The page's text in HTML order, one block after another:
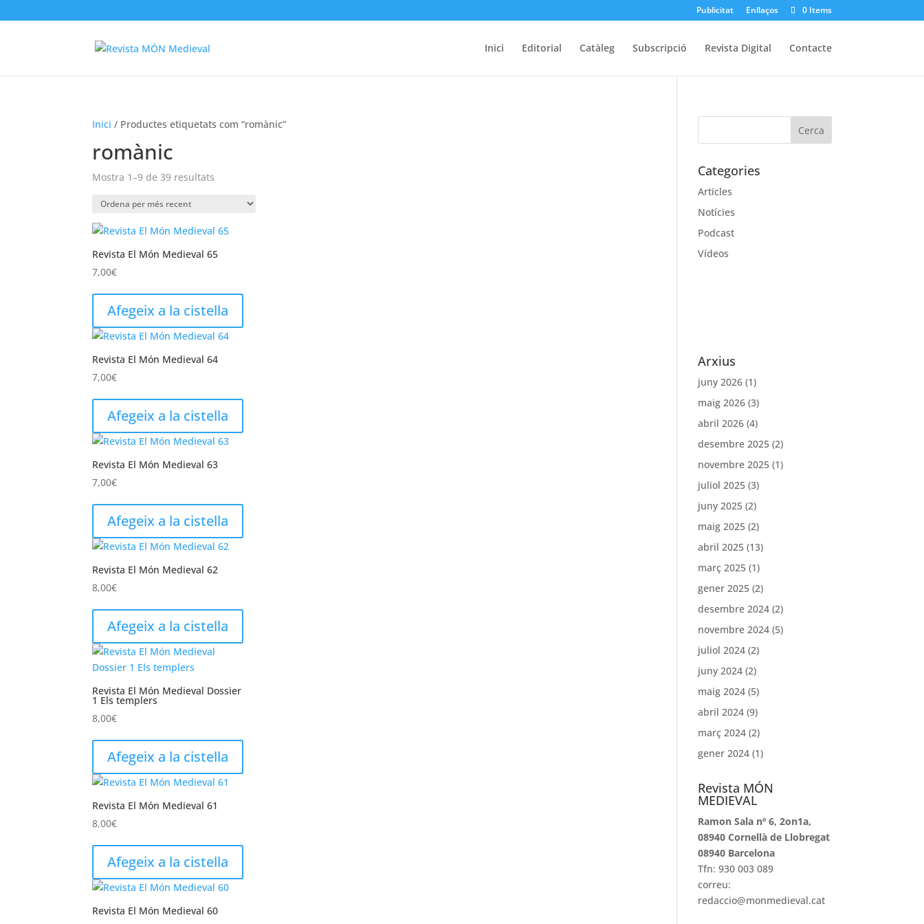
Publicitat Enllaços 0 Items
Inici Editorial Catàleg Subscripció Revista Digital Contacte
Inici / Productes etiquetats com “romànic”
romànic
Mostra 1–9 de 39 resultats
recent
Revista El Món Medieval 65
7,00€
Afegeix a la cistella
Revista El Món Medieval 64
7,00€
Afegeix a la cistella
Revista El Món Medieval 63
7,00€
Afegeix a la cistella
Revista El Món Medieval 62
8,00€
Afegeix a la cistella
Revista El Món Medieval Dossier
1 Els templers
8,00€
Afegeix a la cistella
Revista El Món Medieval 61
8,00€
Afegeix a la cistella
Revista El Món Medieval 60
Categories
Articles
Notícies
Podcast
Vídeos
Arxius
juny 2026 (1)
maig 2026 (3)
abril 2026 (4)
desembre 2025 (2)
novembre 2025 (1)
juliol 2025 (3)
juny 2025 (2)
maig 2025 (2)
abril 2025 (13)
març 2025 (1)
gener 2025 (2)
desembre 2024 (2)
novembre 2024 (5)
juliol 2024 (2)
juny 2024 (2)
maig 2024 (5)
abril 2024 (9)
març 2024 (2)
gener 2024 (1)
Revista MÓN
MEDIEVAL
Ramon Sala nº 6, 2on1a,
08940 Cornellà de Llobregat
08940 Barcelona
Tfn: 930 003 089
correu:
redaccio@monmedieval.cat